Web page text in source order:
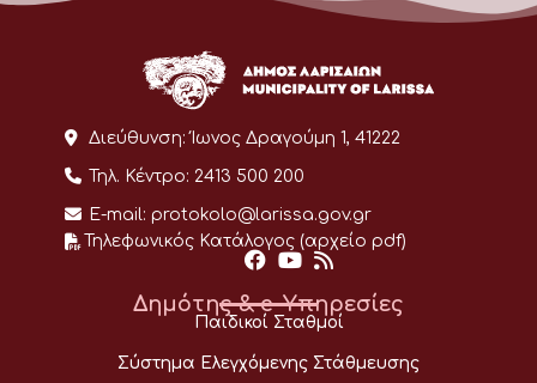
Διεύθυνση: Ίωνος Δραγούμη 1, 41222
Τηλ. Κέντρο: 2413 500 200
E-mail: protokolo@larissa.gov.gr
Τηλεφωνικός Κατάλογος (αρχείο pdf)
Δημότης & e-Υπηρεσίες
Παιδικοί Σταθμοί
Σύστημα Ελεγχόμενης Στάθμευσης